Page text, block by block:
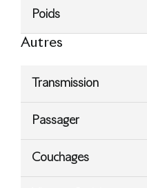
Poids
Autres
Transmission
Passager
Couchages